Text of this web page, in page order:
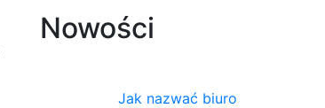
Nowości
Jak nazwać biuro